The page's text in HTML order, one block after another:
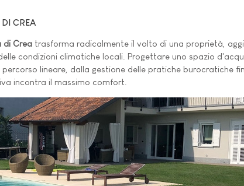
CREA
di Crea trasforma radicalmente il volto di una proprietà,
condizioni climatiche locali. Progettare uno spazio
percorso lineare, dalla gestione delle pratiche burocratiche
incontra il massimo comfort.